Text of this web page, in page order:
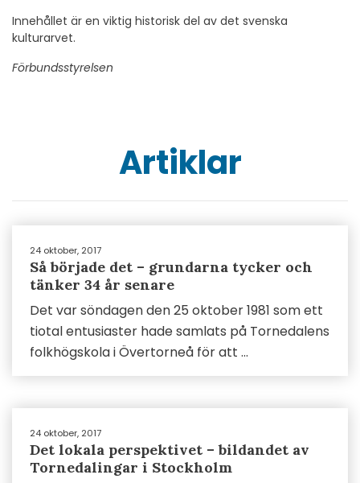
Innehållet är en viktig historisk del av det svenska
kulturarvet.
Förbundsstyrelsen
Artiklar
24 oktober, 2017
Så började det – grundarna tycker och
tänker 34 år senare
Det var söndagen den 25 oktober 1981 som ett
tiotal entusiaster hade samlats på Tornedalens
folkhögskola i Övertorneå för att ...
24 oktober, 2017
Det lokala perspektivet – bildandet av
Tornedalingar i Stockholm